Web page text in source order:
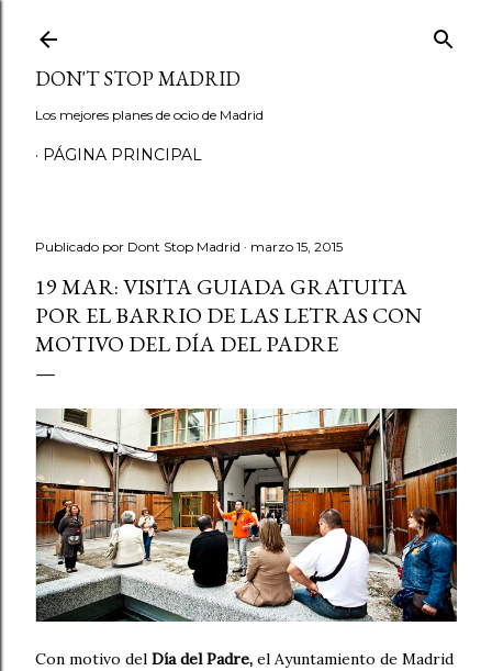
DON'T STOP MADRID
Los mejores planes de ocio de Madrid
PÁGINA PRINCIPAL
Publicado por Dont Stop Madrid marzo 15, 2015
19 MAR: VISITA GUIADA GRATUITA
POR EL BARRIO DE LAS LETRAS CON
MOTIVO DEL DÍA DEL PADRE
Con motivo del Día del Padre, el Ayuntamiento de Madrid